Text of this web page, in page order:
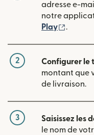
adresse e-
notre
Play
.
2 Configurer le
montant que
de livraison.
3 Saisissez les
le nom de